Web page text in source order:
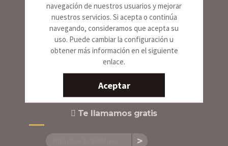
Sede Central
DEMOLICIONES CÓRDOBA
Ctra. Madrid - Cádiz Km 397,300
14014. Córdoba - T.
Te llamamos gratis
navegación de nuestros usuarios y mejorar
nuestros servicios. Si acepta o continúa
navegando, consideramos que acepta su
uso. Puede cambiar la configuración u
obtener más información en el siguiente
enlace.
Aceptar